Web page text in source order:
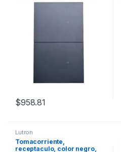
$958.81
Lutron
Tomacorriente,
receptaculo, color negro,